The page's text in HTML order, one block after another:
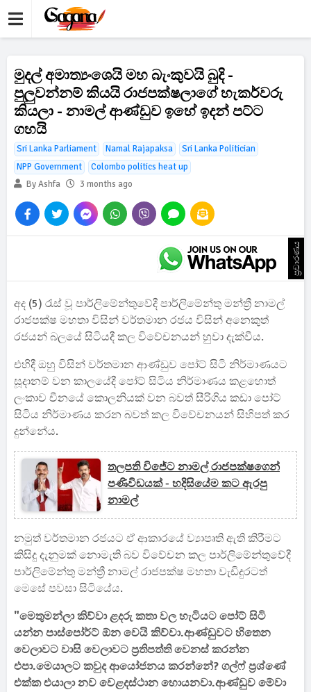
මුදල් අමාත්‍යංශෙයි මහ බැංකුවයි බුදි -
පුලුවන්නම් කියයි රාජපක්ෂලාගේ හැකර්වරු
කියලා - නාමල් ආණ්ඩුව ඉහේ ඉදන් පට්ට
ගහයි
Sri Lanka Parliament Namal Rajapaksa
Sri Lanka Politician
NPP Government
Colombo politics heat up
By Ashfa
3 months ago
ප්‍රචාරණය
අද (5) රැස් වූ පාර්ලිමේන්තුවේදී පාර්ලිමේන්තු මන්ත්‍රී නාමල්
රාජපක්ෂ මහතා විසින් වර්තමාන රජය විසින් අනෙකුත්
රජයන් බලයේ සිටියදී කල විවේචනයන් හුවා දැක්වීය.
එහිදී ඔහු විසින් වර්තමාන ආණ්ඩුව පෝට් සිටි නිර්මාණයට
සූදානම් වන කාලයේදී පෝට් සිටිය නිර්මාණය කළහොත්
ලංකාව චීනයේ කොලනියක් වන බවත් සීරිගිය කඩා පෝට්
සිටිය නිර්මාණය කරන බවත් කල විවේචනයන් සිහිපත් කර
දුන්නේය.
තලපති විජේට නාමල් රාජපක්ෂගෙන්
පණිවිඩයක් - හදිසියේම කට ඇරපු
නාමල්
නමුත් වර්තමාන රජයට ඒ ආකාරයේ ව්‍යාපෘති ඇති කිරීමට
කිසිදු දැනුමක් නොමැති බව විවේචන කල පාර්ලිමේන්තුවේදී
පාර්ලිමේන්තු මන්ත්‍රී නාමල් රාජපක්ෂ මහතා වැඩිදුරටත්
මෙසේ පවසා සිටියේය.
"මෙතුමන්ලා කිව්වා ළදරු කතා වල හැටියට පෝට් සිටි
යන්න පාස්පෝර්ට් ඕන වෙයි කිව්වා.ආණ්ඩුවට හිතෙන
වෙලාවට වාසි වෙලාවට ප්‍රතිපත්ති වෙනස් කරන්න
එපා.මෙයාලට කවුද ආයෝජනය කරන්නේ? ගල්ෆ් ප්‍රශ්ණේ
එක්ක එයාලා නව වෙළදස්ථාන හොයනවා.ආණ්ඩුව මේවා